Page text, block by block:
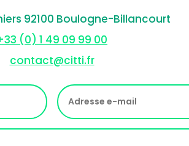
92100 Boulogne-Billancourt
(0) 1 49 09 99 00
contact@citti.fr